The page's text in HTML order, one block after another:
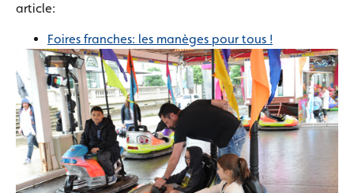
article:
Foires franches: les manèges pour tous !